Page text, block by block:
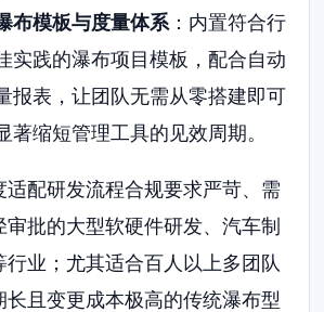
布模板与度量体系：内置符合行
实践的瀑布项目模板，配合自动
报表，让团队无需从零搭建即可
著缩短管理工具的见效周期。
适配研发流程合规要求严苛、需
批的大型软硬件研发、汽车制
业；尤其适合百人以上多团队
长且变更成本极高的传统瀑布型